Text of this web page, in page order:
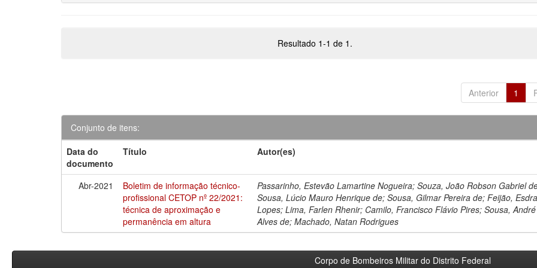
Resultado 1-1 de 1.
Anterior 1
Conjunto de itens:
Data do
documento
Título Autor(es)
Abr-2021
Boletim de informação técnico-
profissional CETOP nº 22/2021:
técnica de aproximação e
permanência em altura
Passarinho, Estevão Lamartine Nogueira; Souza, João Robson Gabriel
Sousa, Lúcio Mauro Henrique de; Sousa, Gilmar Pereira de; Feijão,
Lopes; Lima, Farlen Rhenir; Camilo, Francisco Flávio Pires; Sousa,
Alves de; Machado, Natan Rodrigues
Corpo de Bombeiros Militar do Distrito Federal